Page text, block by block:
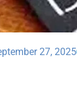
27, 2025